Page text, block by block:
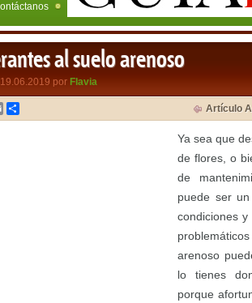
al suelo arenoso
por Flavia
Email Artículo
Ya sea que
de flores, o
de
puede ser
condiciones
arenoso
lo tienes
porque